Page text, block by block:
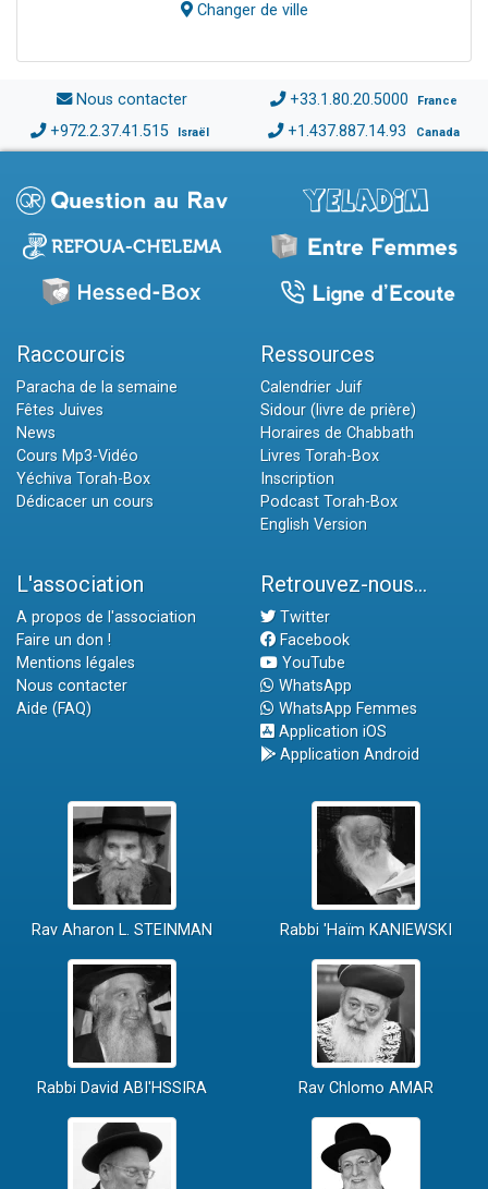
Changer de ville
Nous contacter +33.1.80.20.5000 France
+972.2.37.41.515 Israël +1.437.887.14.93 Canada
Raccourcis
Paracha de la semaine
Fêtes Juives
News
Cours Mp3-Vidéo
Yéchiva Torah-Box
Dédicacer un cours
Ressources
Calendrier Juif
Sidour (livre de prière)
Horaires de Chabbath
Livres Torah-Box
Inscription
Podcast Torah-Box
English Version
L'association
A propos de l'association
Faire un don !
Mentions légales
Nous contacter
Aide (FAQ)
Retrouvez-nous...
Twitter
Facebook
YouTube
WhatsApp
WhatsApp Femmes
Application iOS
Application Android
Rav Aharon L. STEINMAN Rabbi 'Haïm KANIEWSKI
Rabbi David ABI'HSSIRA Rav Chlomo AMAR